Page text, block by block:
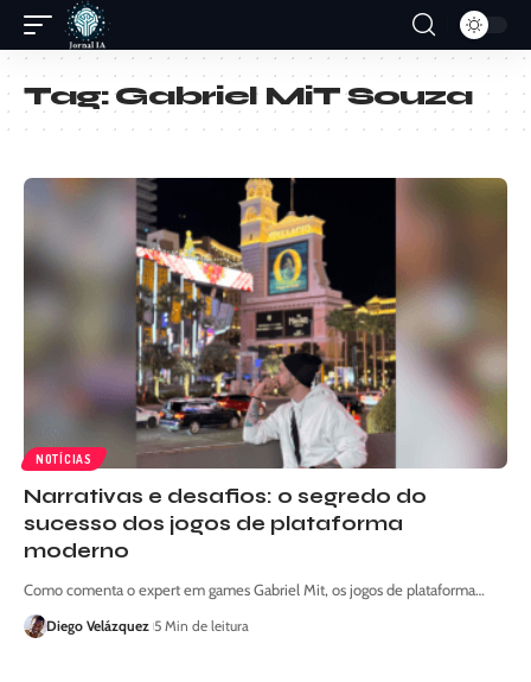
Tag:Gabriel MiT Souza
NOTÍCIAS
Narrativas e desafios: o segredo do
sucesso dos jogos de plataforma
moderno
Como comenta o expert em games Gabriel Mit, os jogos de plataforma…
Diego Velázquez 5 Min de leitura